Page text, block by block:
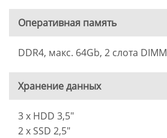
Оперативная память
DDR4, макс. 64Gb, 2 слота DIMM
Хранение данных
3 x HDD 3,5"
2 x SSD 2,5"